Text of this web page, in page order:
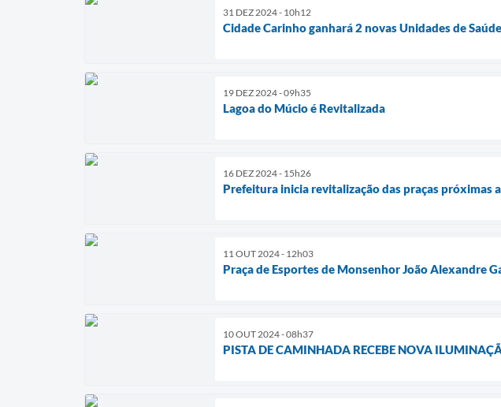
31 DEZ 2024 - 10h12
Cidade Carinho ganhará 2 novas Unidades de Saúde
19 DEZ 2024 - 09h35
Lagoa do Múcio é Revitalizada
16 DEZ 2024 - 15h26
Prefeitura inicia revitalização das praças próximas
11 OUT 2024 - 12h03
Praça de Esportes de Monsenhor João Alexandre
10 OUT 2024 - 08h37
PISTA DE CAMINHADA RECEBE NOVA